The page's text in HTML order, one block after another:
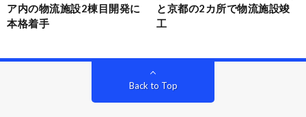
ア内の物流施設2棟目開発に
本格着手
と京都の2カ所で物流施設竣
工
Back to Top